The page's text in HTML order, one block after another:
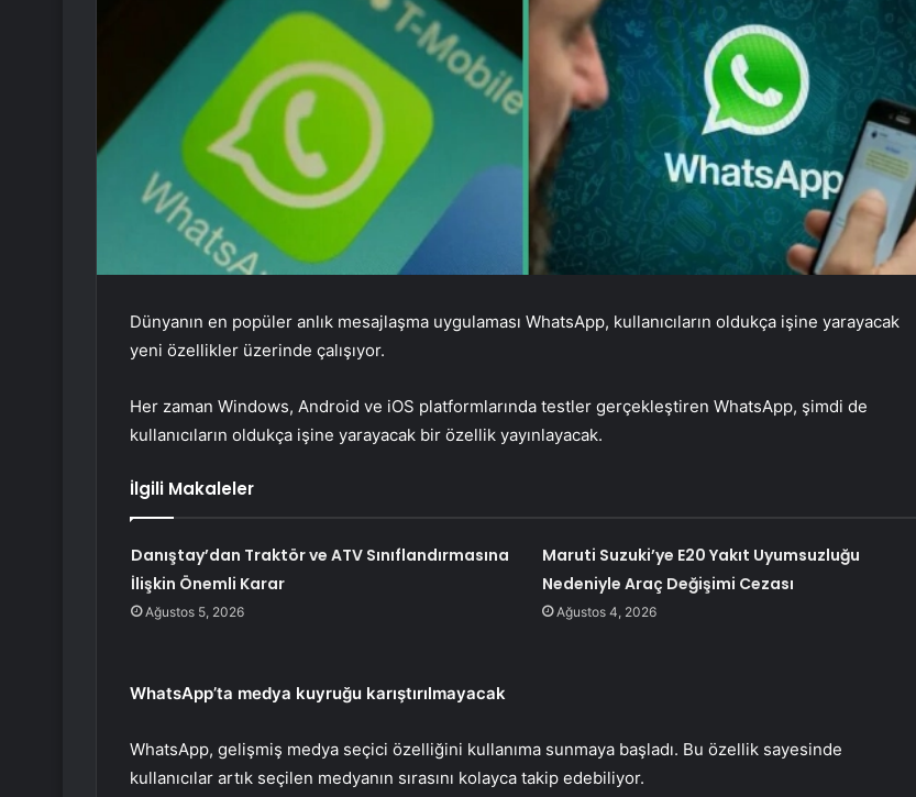
Dünyanın en popüler anlık mesajlaşma uygulaması WhatsApp, kullanıcıların oldukça işine yarayacak
yeni özellikler üzerinde çalışıyor.
Her zaman Windows, Android ve iOS platformlarında testler gerçekleştiren WhatsApp, şimdi de
kullanıcıların oldukça işine yarayacak bir özellik yayınlayacak.
İlgili Makaleler
Danıştay’dan Traktör ve ATV Sınıflandırmasına
İlişkin Önemli Karar
Ağustos 5, 2026
Maruti Suzuki’ye E20 Yakıt Uyumsuzluğu
Nedeniyle Araç Değişimi Cezası
Ağustos 4, 2026
WhatsApp’ta medya kuyruğu karıştırılmayacak
WhatsApp, gelişmiş medya seçici özelliğini kullanıma sunmaya başladı. Bu özellik sayesinde
kullanıcılar artık seçilen medyanın sırasını kolayca takip edebiliyor.